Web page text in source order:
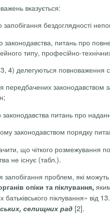
вказується:
бездоглядності
законодавства, питань про
типу, професійно-
4) делегуються повноваження
передбачених законодавством
питань про
законодавством порядку
що чіткого розмежування
не існує (табл.).
запобігання проблем, які
опіки та піклування,
батьківського піклування» від
селищних рад [2].